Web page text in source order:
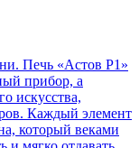
Печь «Астов Р1»
прибор, а
искусства,
Каждый элемент
который веками